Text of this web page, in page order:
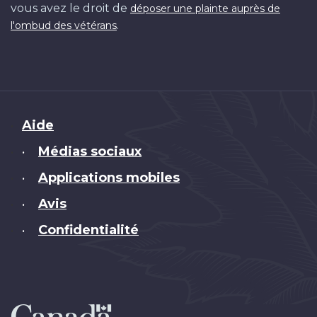
vous avez le droit de déposer une plainte auprès de
l'ombud des vétérans.
Brand
Aide
• Médias sociaux
• Applications mobiles
• Avis
• Confidentialité